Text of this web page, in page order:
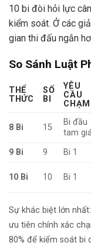
10 bi đòi hỏi lực
kiểm soát. Ở các
gian thi đấu ngắn
So Sánh Luật
THỂ
THỨC
SỐ
BI
YÊU
CẦU
CHẠM
8 Bi 15
Bi đầu
tam
9 Bi 9 Bi 1
10 Bi 10 Bi 1
Sự khác biệt lớn
ưu tiên chính xác
80% để kiểm soát bi